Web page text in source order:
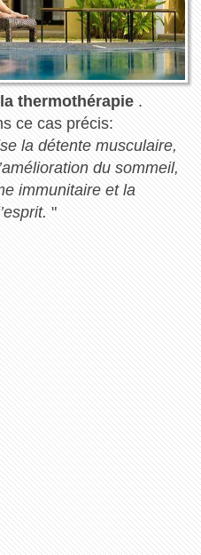
thermothérapie.
ce cas précis:
la détente musculaire,
du sommeil,
immunitaire et la
"